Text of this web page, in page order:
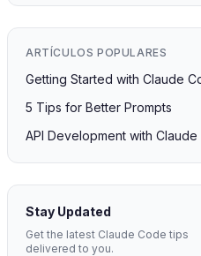
ARTÍCULOS POPULARES
Getting Started with Claude
5 Tips for Better Prompts
API Development with
Stay Updated
Get the latest Claude Code tips
delivered to you.